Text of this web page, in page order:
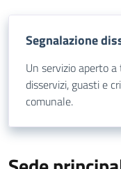
Segnalazione
Un servizio aperto
disservizi, guasti e
comunale.